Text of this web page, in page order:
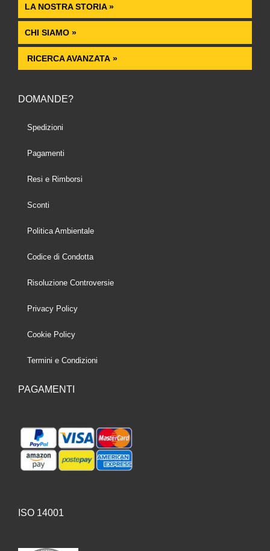
LA NOSTRA STORIA »
CHI SIAMO »
RICERCA AVANZATA »
DOMANDE?
Spedizioni
Pagamenti
Resi e Rimborsi
Sconti
Politica Ambientale
Codice di Condotta
Risoluzione Controversie
Privacy Policy
Cookie Policy
Termini e Condizioni
PAGAMENTI
ISO 14001